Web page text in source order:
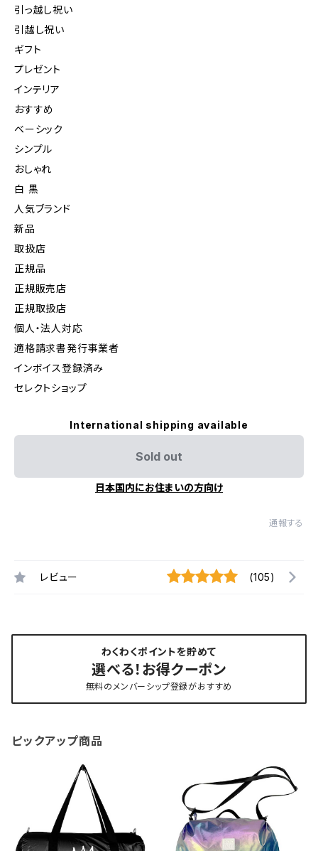
引っ越し祝い
引越し祝い
ギフト
プレゼント
インテリア
おすすめ
ベーシック
シンプル
おしゃれ
白 黒
人気ブランド
新品
取扱店
正規品
正規販売店
正規取扱店
個人・法人対応
適格請求書発行事業者
インボイス登録済み
セレクトショップ
International shipping available
Sold out
日本国内にお住まいの方向け
通報する
レビュー (105)
わくわくポイントを貯めて
選べる！お得クーポン
無料のメンバーシップ登録がおすすめ
ピックアップ商品